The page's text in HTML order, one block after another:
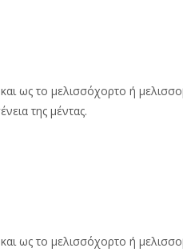
ως το μελισσόχορτο ή
της μέντας.
ως το μελισσόχορτο ή